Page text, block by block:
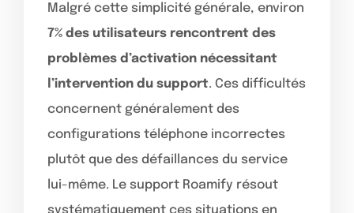
Malgré cette simplicité générale, environ
7% des utilisateurs rencontrent des
problèmes d’activation nécessitant
l’intervention du support. Ces difficultés
concernent généralement des
configurations téléphone incorrectes
plutôt que des défaillances du service
lui-même. Le support Roamify résout
systématiquement ces situations en